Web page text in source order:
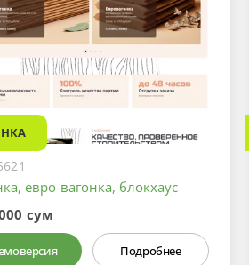
евро-вагонка, блокхаус
сум
Подробнее